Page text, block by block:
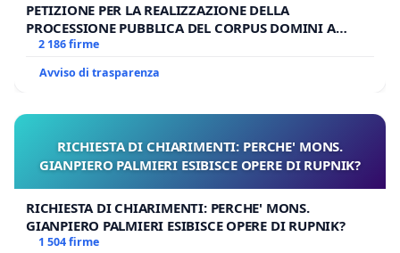
PETIZIONE PER LA REALIZZAZIONE DELLA
PROCESSIONE PUBBLICA DEL CORPUS DOMINI A
MILANO
2 186 firme
Avviso di trasparenza
RICHIESTA DI CHIARIMENTI: PERCHE' MONS.
GIANPIERO PALMIERI ESIBISCE OPERE DI RUPNIK?
RICHIESTA DI CHIARIMENTI: PERCHE' MONS.
GIANPIERO PALMIERI ESIBISCE OPERE DI RUPNIK?
1 504 firme